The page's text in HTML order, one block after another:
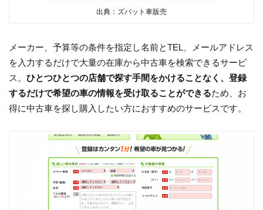
出典：ズバット車販売
メーカー、予算等の条件を指定し名前とTEL、メールアドレス
を入力するだけで大量の在庫から中古車を検索できるサービ
ス。ひとつひとつの店舗で探す手間をかけることなく、登録
するだけで希望の車の情報を受け取ることができるため、お
得に中古車を探し購入したい方におすすめのサービスです。